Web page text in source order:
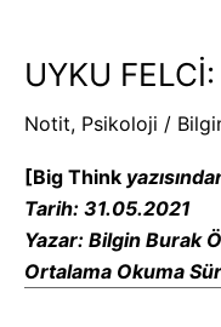
UYKU
Notit, Psikoloji /
[Big Think
Tarih: 31.05.2021
Yazar: Bilgin Burak
Ortalama Okuma
KARABASAN